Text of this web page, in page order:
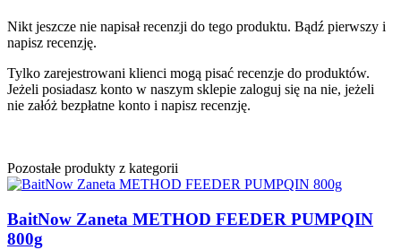
Nikt jeszcze nie napisał recenzji do tego produktu. Bądź pierwszy i
napisz recenzję.
Tylko zarejestrowani klienci mogą pisać recenzje do produktów.
Jeżeli posiadasz konto w naszym sklepie zaloguj się na nie, jeżeli
nie załóż bezpłatne konto i napisz recenzję.
Pozostałe produkty z kategorii
BaitNow Zaneta METHOD FEEDER PUMPQIN
800g